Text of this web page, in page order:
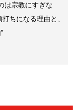
は宗教にすぎな
ちになる理由と、